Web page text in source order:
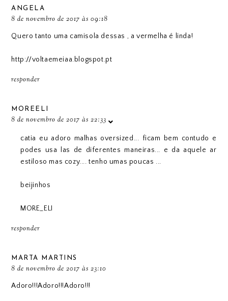
ANGELA
8 de novembro de 2017 às 09:18
Quero tanto uma camisola dessas , a vermelha é linda!
http://voltaemeiaa.blogspot.pt
responder
MOREELI
8 de novembro de 2017 às 22:33
catia eu adoro malhas oversized... ficam bem contudo e
podes usa las de diferentes maneiras... e da aquele ar
estiloso mas cozy.... tenho umas poucas ...
beijinhos
MORE_ELI
responder
MARTA MARTINS
8 de novembro de 2017 às 23:10
Adoro!!!Adoro!!!Adoro!!!